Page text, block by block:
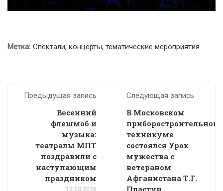
Метка: Спектали, концерты, тематические мероприятия
Предыдущая запись
Весенний
флешмоб и
музыка:
театралы МПТ
поздравили с
наступающим
праздником
12.03.2026
Следующая запись
В Московском
приборостроительном
техникуме
состоялся Урок
мужества с
ветераном
Афганистана Т.Г.